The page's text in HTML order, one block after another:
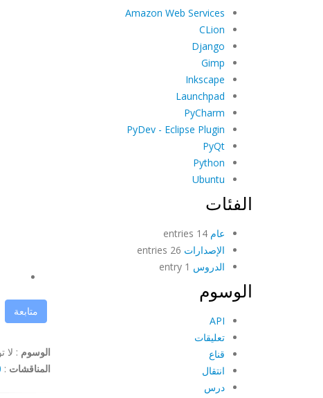
متابعة
الوسوم : لا
المناقشات :
Amazon Web Services
CLion
Django
Gimp
Inkscape
Launchpad
PyCharm
PyDev - Eclipse Plugin
PyQt
Python
Ubuntu
الفئات
عام
الإصدارات
الدروس
الوسوم
API
تعليقات
قناع
انتقال
درس